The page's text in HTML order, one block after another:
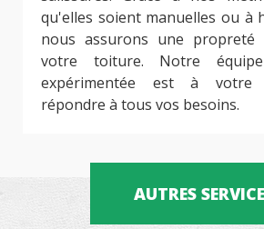
qu'elles soient manuelles ou à
nous assurons une propreté
votre toiture. Notre
expérimentée est à votre
répondre à tous vos besoins.
AUTRES